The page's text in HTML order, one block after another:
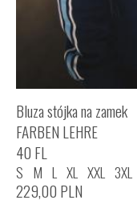
Bluza stójka na zamek
FARBEN LEHRE
40 FL
S M L XL XXL 3XL
229,00 PLN